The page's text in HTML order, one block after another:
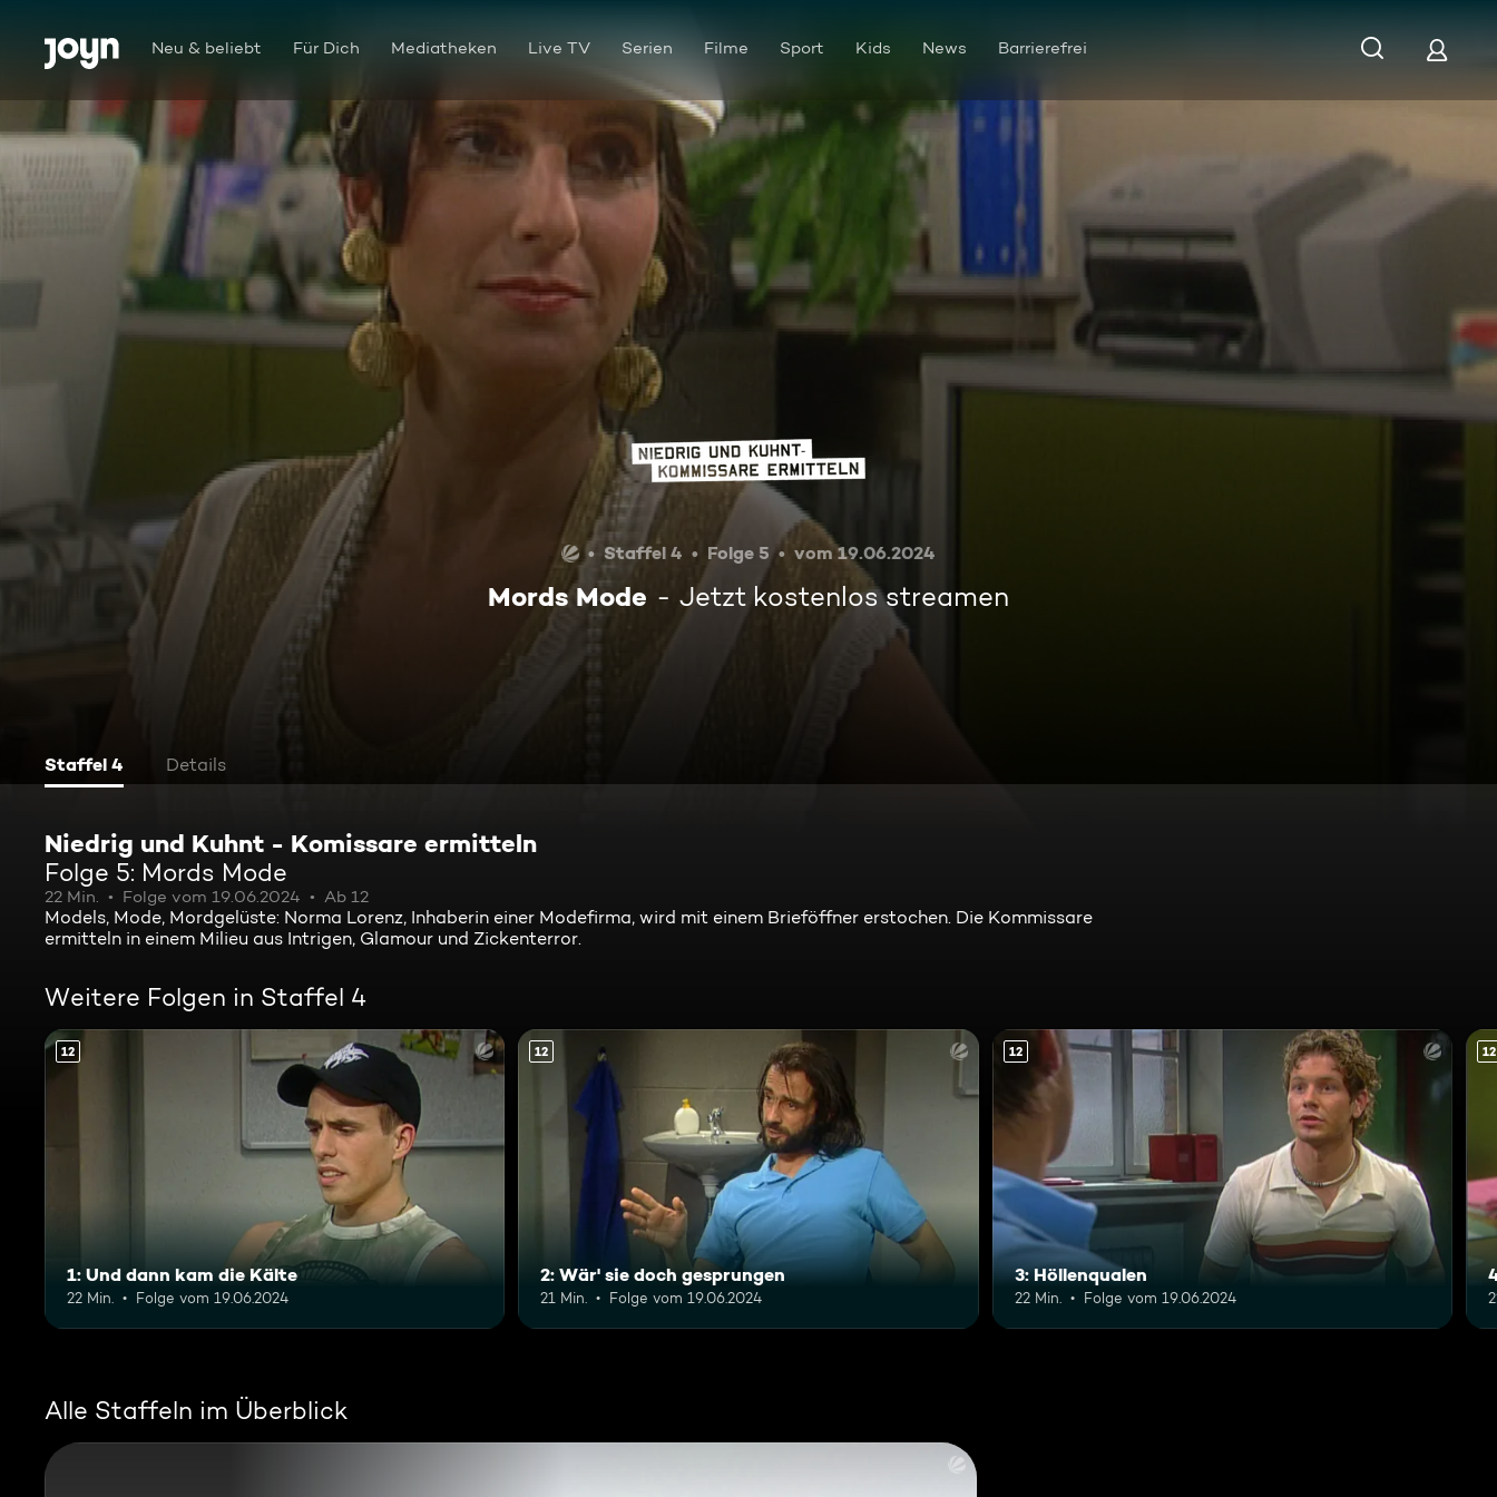
Zum Inhalt springen
Barrierefrei Neu & beliebt Für Dich Mediatheken Live TV Serien Filme Sport Kids News Barrierefrei
Staffel 4 Folge 5 vom 19.06.2024
Mords Mode Jetzt kostenlos streamen
Staffel 4 Details
Niedrig und Kuhnt - Komissare ermitteln
Folge 5: Mords Mode
22 Min. Folge vom 19.06.2024 Ab 12
Models, Mode, Mordgelüste: Norma Lorenz, Inhaberin einer Modefirma, wird mit einem Brieföffner erstochen. Die Kommissare
ermitteln in einem Milieu aus Intrigen, Glamour und Zickenterror.
Weitere Folgen in Staffel 4
12
1: Und dann kam die Kälte
22 Min. Folge vom 19.06.2024
12
2: Wär' sie doch gesprungen
21 Min. Folge vom 19.06.2024
12
3: Höllenqualen
22 Min. Folge vom 19.06.2024
12
Alle Staffeln im Überblick